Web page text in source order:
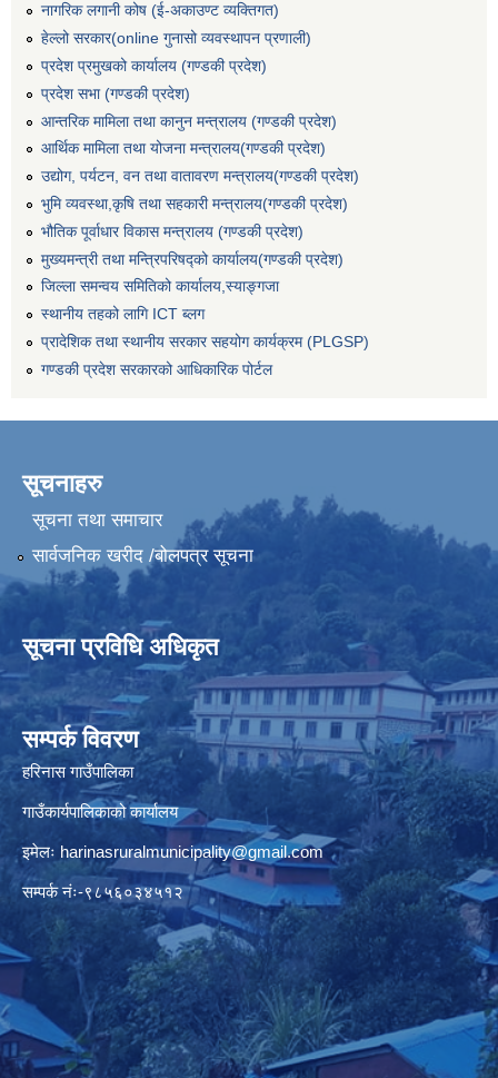
नागरिक लगानी कोष (ई-अकाउण्ट व्यक्तिगत)
हेल्लो सरकार(online गुनासो व्यवस्थापन प्रणाली)
प्रदेश प्रमुखको कार्यालय (गण्डकी प्रदेश)
प्रदेश सभा (गण्डकी प्रदेश)
आन्तरिक मामिला तथा कानुन मन्त्रालय (गण्डकी प्रदेश)
आर्थिक मामिला तथा योजना मन्त्रालय(गण्डकी प्रदेश)
उद्योग, पर्यटन, वन तथा वातावरण मन्त्रालय(गण्डकी प्रदेश)
भुमि व्यवस्था,कृषि तथा सहकारी मन्त्रालय(गण्डकी प्रदेश)
भौतिक पूर्वाधार विकास मन्त्रालय (गण्डकी प्रदेश)
मुख्यमन्त्री तथा मन्त्रिपरिषद्को कार्यालय(गण्डकी प्रदेश)
जिल्ला समन्वय समितिको कार्यालय,स्याङ्गजा
स्थानीय तहको लागि ICT ब्लग
प्रादेशिक तथा स्थानीय सरकार सहयोग कार्यक्रम (PLGSP)
गण्डकी प्रदेश सरकारको आधिकारिक पोर्टल
सूचनाहरु
सूचना तथा समाचार
सार्वजनिक खरीद /बोलपत्र सूचना
सूचना प्रविधि अधिकृत
सम्पर्क विवरण
हरिनास गाउँपालिका
गाउँकार्यपालिकाको कार्यालय
इमेलः harinasruralmunicipality@gmail.com
सम्पर्क नंः-९८५६०३४५१२